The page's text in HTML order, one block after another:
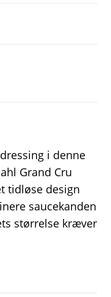
i denne
Grand Cru
tidløse design
saucekanden
størrelse kræver